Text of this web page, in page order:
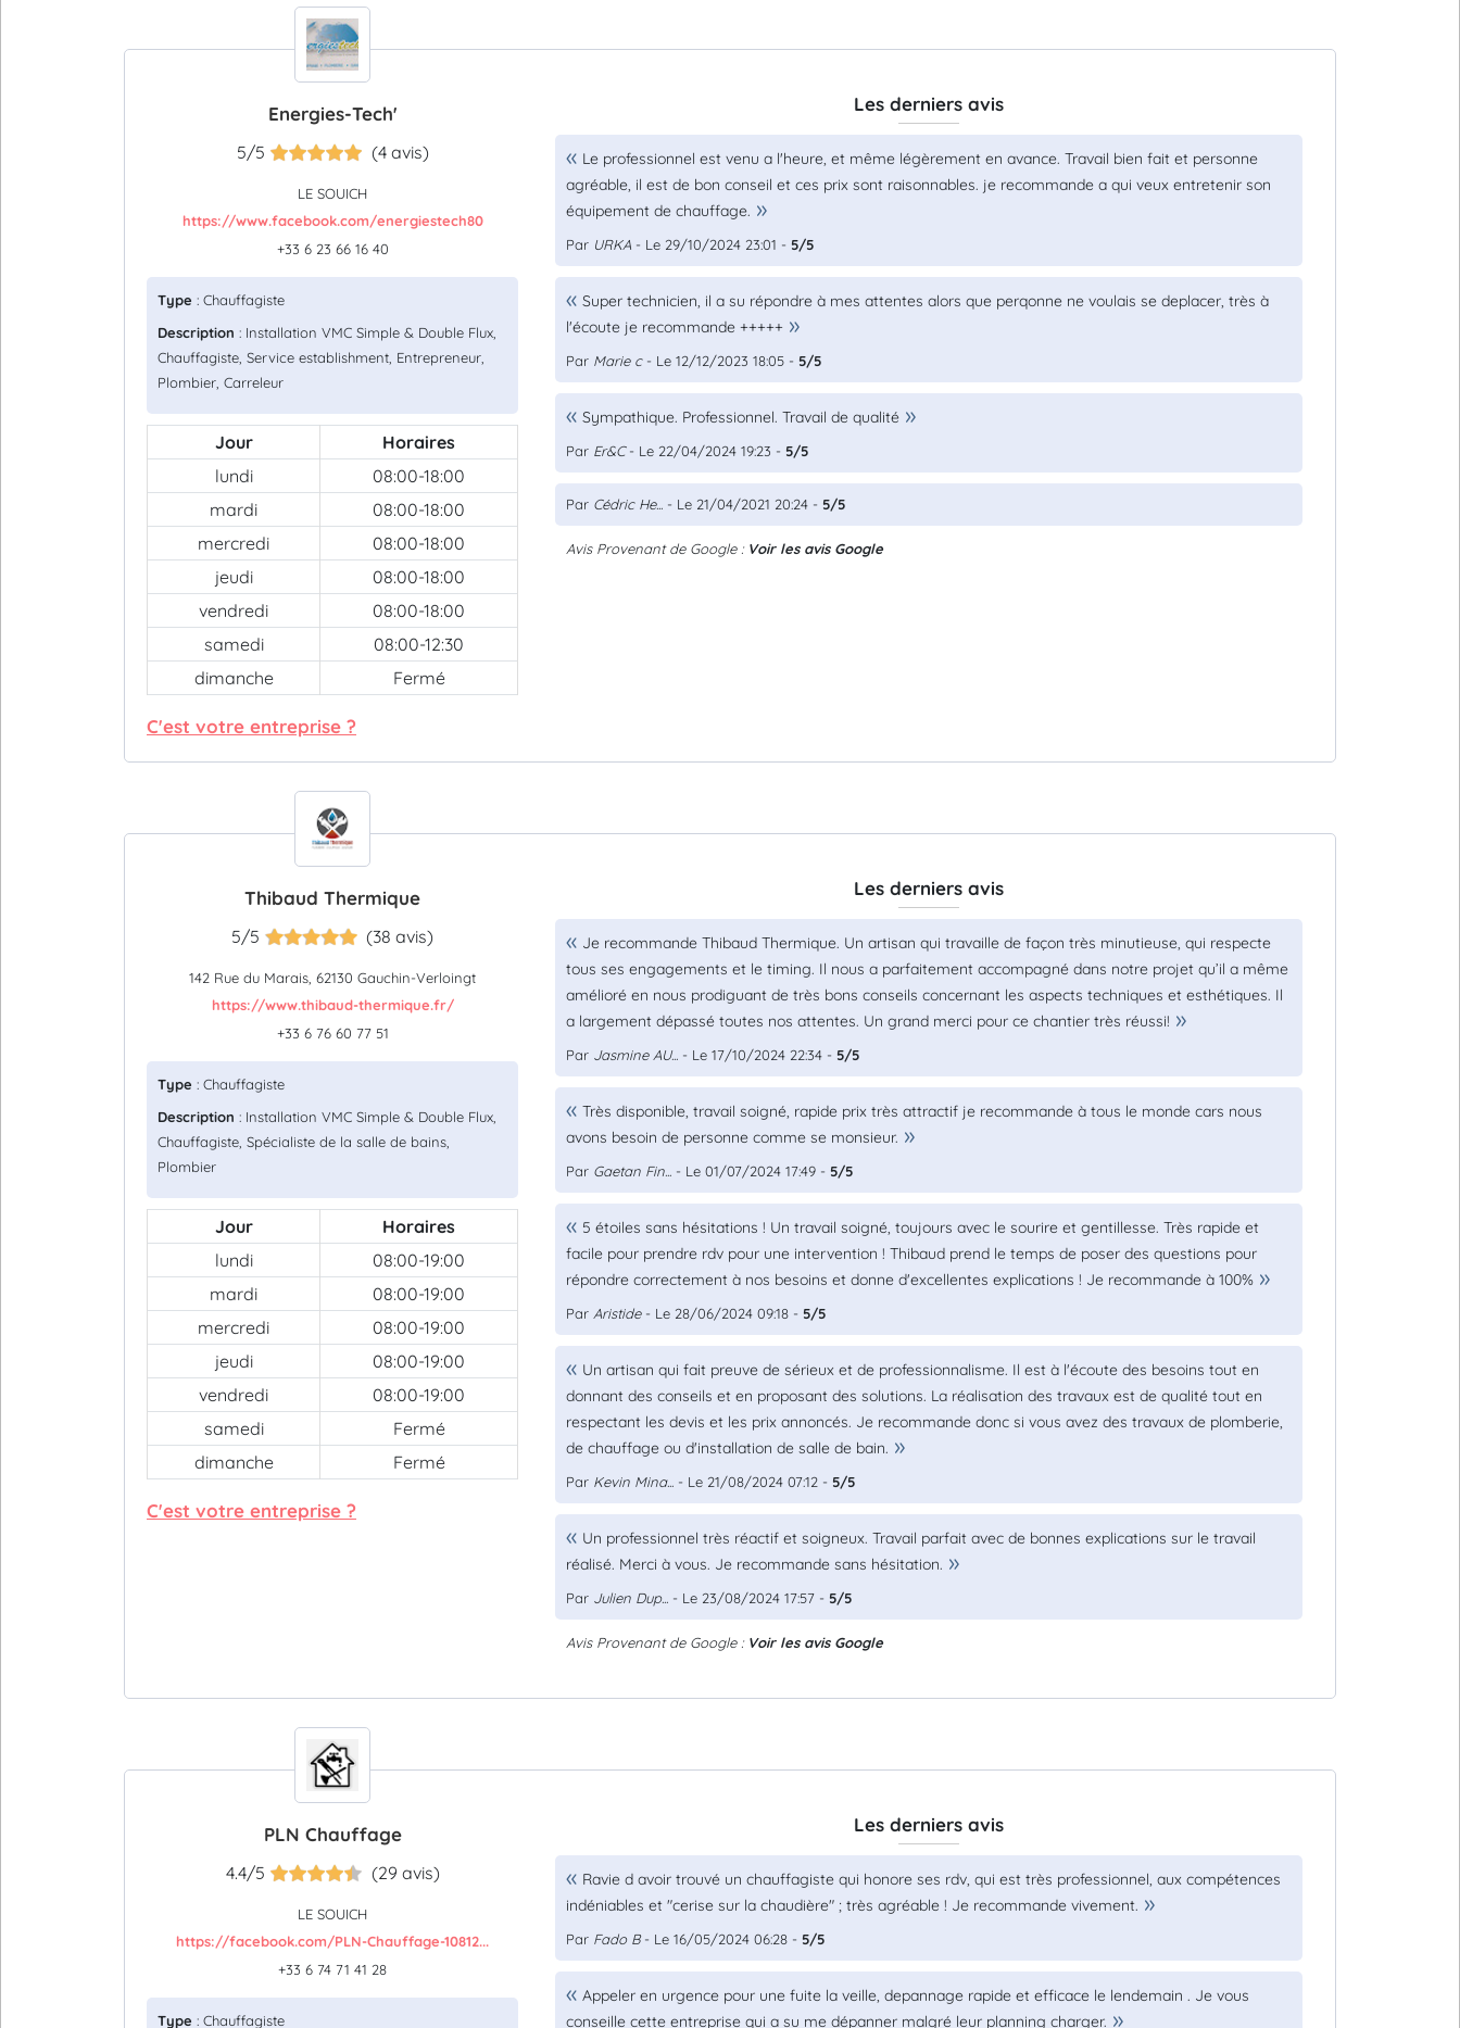
Energies-Tech'
5/5 (4 avis)
LE SOUICH
https://www.facebook.com/energiestech80
+33 6 23 66 16 40
Type : Chauffagiste
Description : Installation VMC Simple & Double Flux,
Chauffagiste, Service establishment, Entrepreneur,
Plombier, Carreleur
Jour
Horaires
lundi
08:00-18:00
mardi
08:00-18:00
mercredi
08:00-18:00
jeudi
08:00-18:00
vendredi
08:00-18:00
samedi
08:00-12:30
dimanche
Fermé
C'est votre entreprise ?
Les derniers avis
Le professionnel est venu a l'heure, et même légèrement en avance. Travail bien fait et personne
agréable, il est de bon conseil et ces prix sont raisonnables. je recommande a qui veux entretenir son
équipement de chauffage.
Par URKA - Le 29/10/2024 23:01 - 5/5
Super technicien, il a su répondre à mes attentes alors que perqonne ne voulais se deplacer, très à
l'écoute je recommande +++++
Par Marie c- Le 12/12/2023 18:05 - 5/5
Sympathique. Professionnel. Travail de qualité
Par Er&C- Le 22/04/2024 19:23 - 5/5
Par Cédric He... - Le 21/04/2021 20:24 - 5/5
Avis Provenant de Google : Voir les avis Google
Thibaud Thermique
5/5 (38 avis)
142 Rue du Marais, 62130 Gauchin-Verloingt
https://www.thibaud-thermique.fr/
+33 6 76 60 77 51
Type : Chauffagiste
Description : Installation VMC Simple & Double Flux,
Chauffagiste, Spécialiste de la salle de bains,
Plombier
Jour
Horaires
lundi
08:00-19:00
mardi
08:00-19:00
mercredi
08:00-19:00
jeudi
08:00-19:00
vendredi
08:00-19:00
samedi
Fermé
dimanche
Fermé
C'est votre entreprise ?
Les derniers avis
Je recommande Thibaud Thermique. Un artisan qui travaille de façon très minutieuse, qui respecte
tous ses engagements et le timing. Il nous a parfaitement accompagné dans notre projet qu’il a même
amélioré en nous prodiguant de très bons conseils concernant les aspects techniques et esthétiques. Il
a largement dépassé toutes nos attentes. Un grand merci pour ce chantier très réussi!
Par Jasmine AU... - Le 17/10/2024 22:34 - 5/5
Très disponible, travail soigné, rapide prix très attractif je recommande à tous le monde cars nous
avons besoin de personne comme se monsieur.
Par Gaetan Fin... - Le 01/07/2024 17:49 - 5/5
5 étoiles sans hésitations ! Un travail soigné, toujours avec le sourire et gentillesse. Très rapide et
facile pour prendre rdv pour une intervention ! Thibaud prend le temps de poser des questions pour
répondre correctement à nos besoins et donne d'excellentes explications ! Je recommande à 100%
Par Aristide- Le 28/06/2024 09:18 - 5/5
Un artisan qui fait preuve de sérieux et de professionnalisme. Il est à l'écoute des besoins tout en
donnant des conseils et en proposant des solutions. La réalisation des travaux est de qualité tout en
respectant les devis et les prix annoncés. Je recommande donc si vous avez des travaux de plomberie,
de chauffage ou d'installation de salle de bain.
Par Kevin Mina... - Le 21/08/2024 07:12 - 5/5
Un professionnel très réactif et soigneux. Travail parfait avec de bonnes explications sur le travail
réalisé. Merci à vous. Je recommande sans hésitation.
Par Julien Dup... - Le 23/08/2024 17:57 - 5/5
Avis Provenant de Google : Voir les avis Google
PLN Chauffage
4.4/5 (29 avis)
LE SOUICH
https://facebook.com/PLN-Chauffage-10812...
+33 6 74 71 41 28
Type : Chauffagiste
Les derniers avis
Ravie d avoir trouvé un chauffagiste qui honore ses rdv, qui est très professionnel, aux compétences
indéniables et "cerise sur la chaudière" ; très agréable ! Je recommande vivement.
Par Fado B- Le 16/05/2024 06:28 - 5/5
Appeler en urgence pour une fuite la veille, depannage rapide et efficace le lendemain . Je vous
conseille cette entreprise qui a su me dépanner malgré leur planning charger.